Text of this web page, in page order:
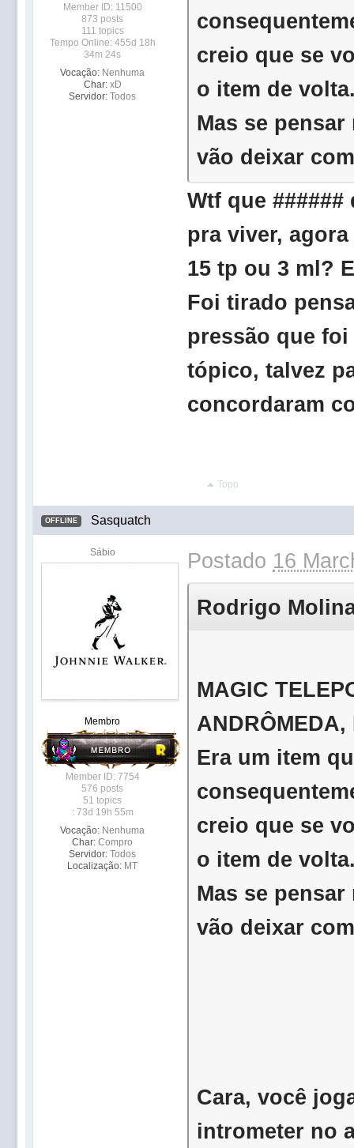
Member ID: 11500
873 posts
111 topics
Tempo Online: 455d 18h
34m 24s
Vocação: Nenhuma
Char: xD
Servidor: Todos
creio que se
o item de
Mas se
vão deixar
Wtf que
pra viver,
15 tp ou 3 ml?
Foi tirado
pressão que
tópico, talvez
concordaram
Topo
OFFLINE Sasquatch
Sábio
Membro
Member ID: 7754
576 posts
51 topics
: 73d 19h 55m
Vocação: Nenhuma
Char: Compro
Servidor: Todos
Localização: MT
Postado 16
Rodrigo
MAGIC
Era um item
creio que se
o item de
Mas se
vão deixar
Cara, você
intrometer no